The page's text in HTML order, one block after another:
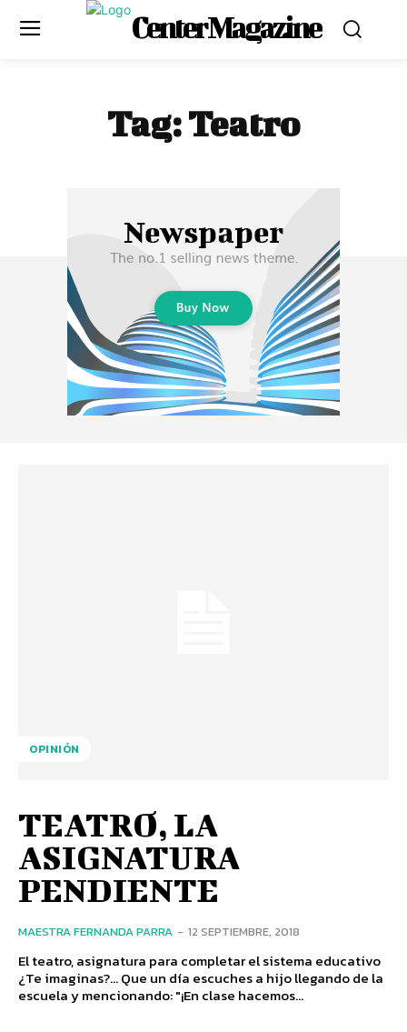
Center Magazine
Tag:Teatro
OPINIÓN
TEATRO, LA
ASIGNATURA
PENDIENTE
MAESTRA FERNANDA PARRA - 12 SEPTIEMBRE, 2018
El teatro, asignatura para completar el sistema educativo
¿Te imaginas?... Que un día escuches a hijo llegando de la
escuela y mencionando: "¡En clase hacemos...